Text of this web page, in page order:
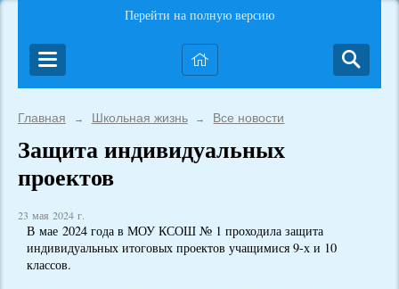
Перейти на полную версию
Главная → Школьная жизнь → Все новости
Защита индивидуальных
проектов
23 мая 2024 г.
В мае 2024 года в МОУ КСОШ № 1 проходила защита
индивидуальных итоговых проектов учащимися 9-х и 10
классов.